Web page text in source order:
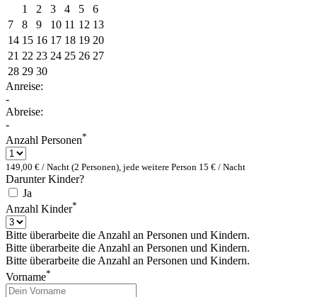
1
2 3 4 5
6
7
8 9 10 11 12 13
14 15 16 17 18 19 20
21 22 23 24 25 26 27
28 29 30
Anreise:
-
Abreise:
-
Anzahl Personen*
149,00 € / Nacht (2 Personen), jede weitere Person 15 € / Nacht
Darunter Kinder?
Ja
Anzahl Kinder*
Bitte überarbeite die Anzahl an Personen und Kindern.
Bitte überarbeite die Anzahl an Personen und Kindern.
Bitte überarbeite die Anzahl an Personen und Kindern.
Vorname*